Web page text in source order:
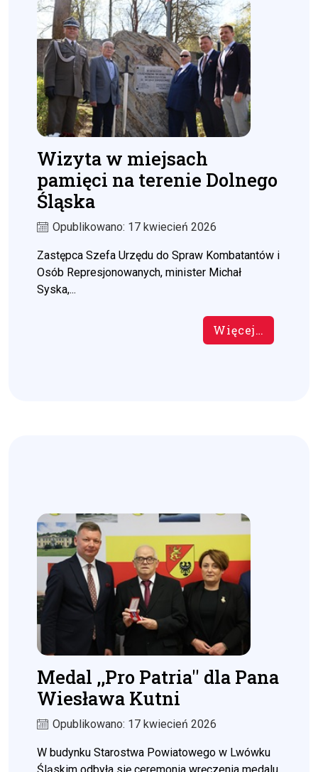
Wizyta w miejsach
pamięci na terenie Dolnego
Śląska
Opublikowano: 17 kwiecień 2026
Zastępca Szefa Urzędu do Spraw Kombatantów i
Osób Represjonowanych, minister Michał
Syska,...
Więcej…
Medal ,,Pro Patria'' dla Pana
Wiesława Kutni
Opublikowano: 17 kwiecień 2026
W budynku Starostwa Powiatowego w Lwówku